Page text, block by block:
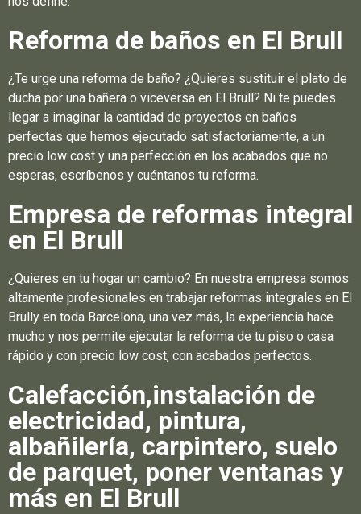
Reforma de baños en El Brull
¿Te urge una reforma de baño? ¿Quieres sustituir el plato de
ducha por una bañera o viceversa en El Brull? Ni te puedes
llegar a imaginar la cantidad de proyectos en baños
perfectas que hemos ejecutado satisfactoriamente, a un
precio low cost y una perfección en los acabados que no
esperas, escríbenos y cuéntanos tu reforma.
Empresa de reformas integral
en El Brull
¿Quieres en tu hogar un cambio? En nuestra empresa somos
altamente profesionales en trabajar reformas integrales en El
Brully en toda Barcelona, una vez más, la experiencia hace
mucho y nos permite ejecutar la reforma de tu piso o casa
rápido y con precio low cost, con acabados perfectos.
Calefacción,instalación de
electricidad, pintura,
albañilería, carpintero, suelo
de parquet, poner ventanas y
más en El Brull